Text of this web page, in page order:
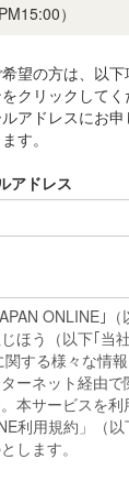
）
望の方は、以下
クリックしてく
アドレスにお
す。
アドレス